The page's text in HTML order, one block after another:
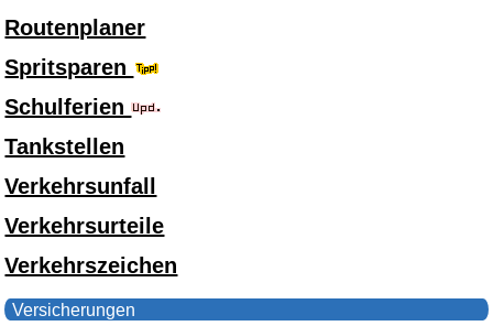
Routenplaner
Spritsparen
Schulferien
Tankstellen
Verkehrsunfall
Verkehrsurteile
Verkehrszeichen
Versicherungen